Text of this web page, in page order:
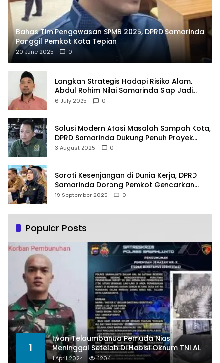
Bahas Tim Pengawasan SPMB 2025, DPRD Samarinda
Panggil Pemkot Kota Tepian
20 June 2025 0
Langkah Strategis Hadapi Risiko Alam,
Abdul Rohim Nilai Samarinda Siap Jadi
Pusat Logistik Bencana Kalimantan
6 July 2025 0
Solusi Modern Atasi Masalah Sampah Kota,
DPRD Samarinda Dukung Penuh Proyek
PLTSA
3 August 2025 0
Soroti Kesenjangan di Dunia Kerja, DPRD
Samarinda Dorong Pemkot Gencarkan
Pemberdayaan Perempuan
19 September 2025 0
Popular Posts
1
Iwan Telaumbanua Pemuda Nias
Meninggal Setelah Di Habisi Oknum TNI AL
1 April 2024 1204